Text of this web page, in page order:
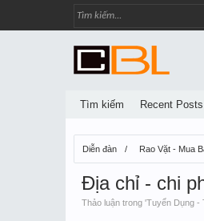
Diễn đàn Rao Vặt - Mua
Địa chỉ - chi
Thảo luận trong 'Tuyển Dụng -
Tìm kiếm Recent Posts